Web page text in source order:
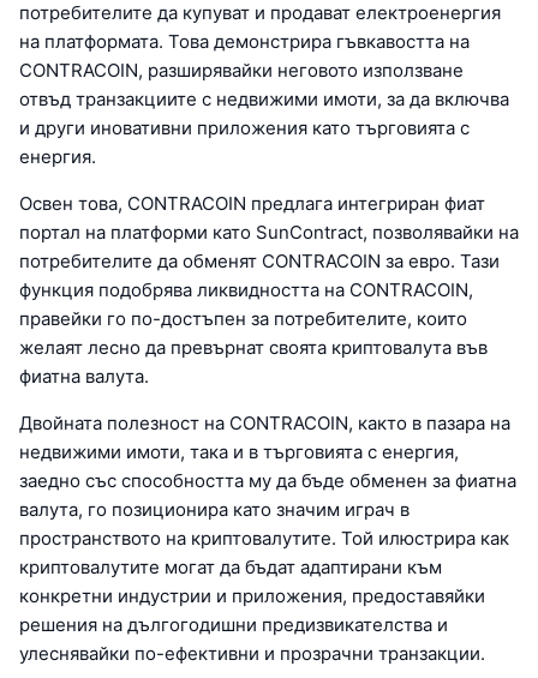
потребителите да купуват и продават електроенергия
на платформата. Това демонстрира гъвкавостта на
CONTRACOIN, разширявайки неговото използване
отвъд транзакциите с недвижими имоти, за да включва
и други иновативни приложения като търговията с
енергия.
Освен това, CONTRACOIN предлага интегриран фиат
портал на платформи като SunContract, позволявайки на
потребителите да обменят CONTRACOIN за евро. Тази
функция подобрява ликвидността на CONTRACOIN,
правейки го по-достъпен за потребителите, които
желаят лесно да превърнат своята криптовалута във
фиатна валута.
Двойната полезност на CONTRACOIN, както в пазара на
недвижими имоти, така и в търговията с енергия,
заедно със способността му да бъде обменен за фиатна
валута, го позиционира като значим играч в
пространството на криптовалутите. Той илюстрира как
криптовалутите могат да бъдат адаптирани към
конкретни индустрии и приложения, предоставяйки
решения на дългогодишни предизвикателства и
улеснявайки по-ефективни и прозрачни транзакции.